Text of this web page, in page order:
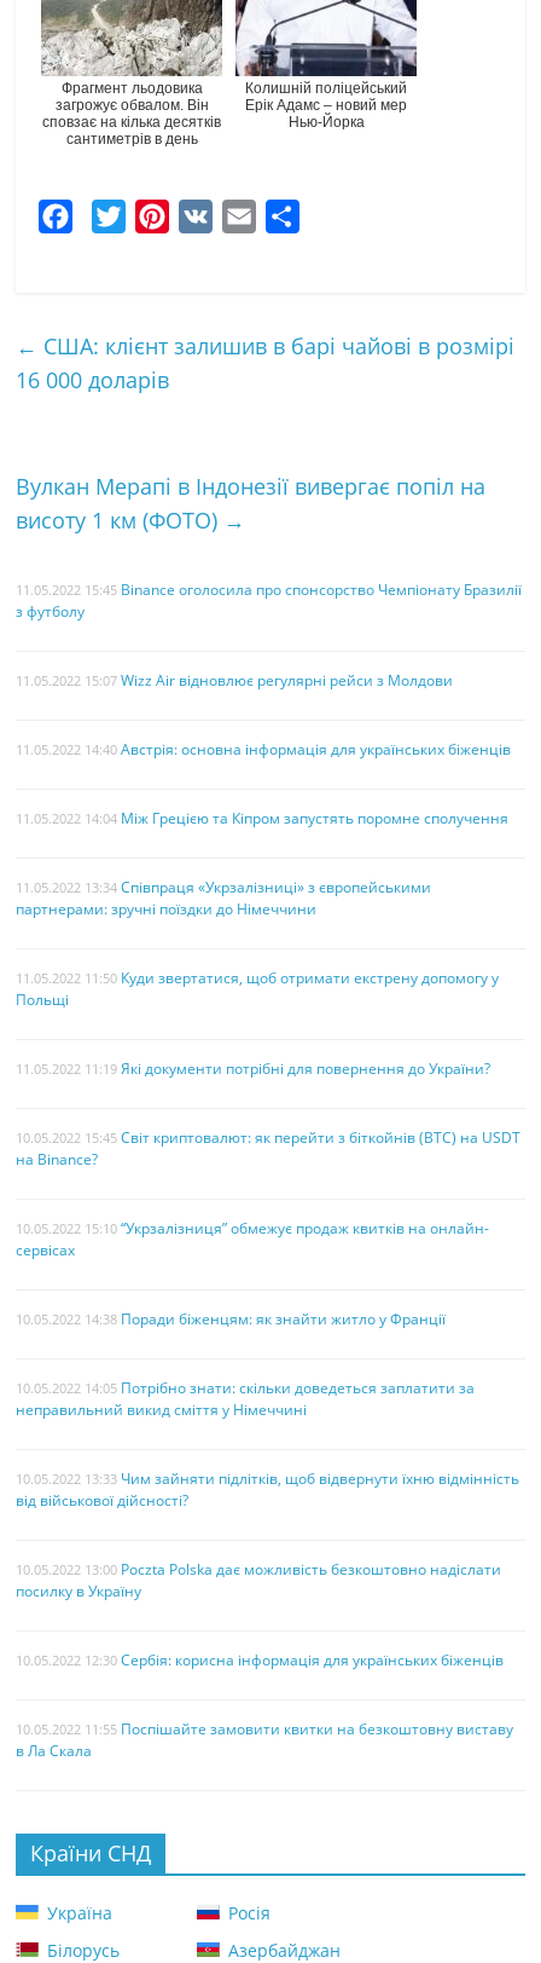
Фрагмент льодовика
загрожує обвалом. Він
сповзає на кілька десятків
сантиметрів в день
Колишній поліцейський
Ерік Адамс – новий мер
Нью-Йорка
b
o
t
e
e
l
к
← США: клієнт залишив в барі чайові в розмірі
16 000 доларів
Вулкан Мерапі в Індонезії вивергає попіл на
висоту 1 км (ФОТО) →
11.05.2022 15:45 Binance оголосила про спонсорство Чемпіонату Бразилії
з футболу
11.05.2022 15:07 Wizz Air відновлює регулярні рейси з Молдови
11.05.2022 14:40 Австрія: основна інформація для українських біженців
11.05.2022 14:04 Між Грецією та Кіпром запустять поромне сполучення
11.05.2022 13:34 Співпраця «Укрзалізниці» з європейськими
партнерами: зручні поїздки до Німеччини
11.05.2022 11:50 Куди звертатися, щоб отримати екстрену допомогу у
Польщі
11.05.2022 11:19 Які документи потрібні для повернення до України?
10.05.2022 15:45 Світ криптовалют: як перейти з біткойнів (BTC) на USDT
на Binance?
10.05.2022 15:10 “Укрзалізниця” обмежує продаж квитків на онлайн-
сервісах
10.05.2022 14:38 Поради біженцям: як знайти житло у Франції
10.05.2022 14:05 Потрібно знати: скільки доведеться заплатити за
неправильний викид сміття у Німеччині
10.05.2022 13:33 Чим зайняти підлітків, щоб відвернути їхню відмінність
від військової дійсності?
10.05.2022 13:00 Poczta Polska дає можливість безкоштовно надіслати
посилку в Україну
10.05.2022 12:30 Сербія: корисна інформація для українських біженців
10.05.2022 11:55 Поспішайте замовити квитки на безкоштовну виставу
в Ла Скала
Країни СНД
Україна
Росія
Білорусь
Азербайджан